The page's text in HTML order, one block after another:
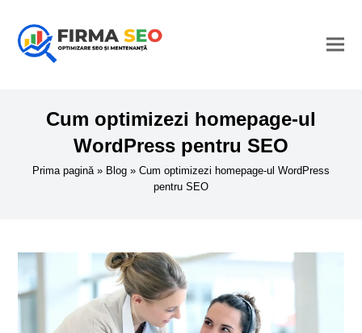
Cum optimizezi homepage-ul
WordPress pentru SEO
Prima pagină» Blog » Cum optimizezi homepage-ul WordPress
pentru SEO